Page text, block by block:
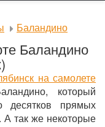
Баландино
Баландино
на самолете
который
десятков прямых
А так же некоторые